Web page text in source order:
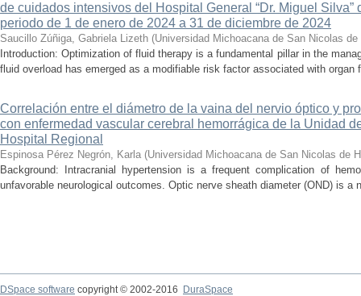
de cuidados intensivos del Hospital General “Dr. Miguel
periodo de 1 de enero de 2024 a 31 de diciembre de 2024
Saucillo Zúñiga, Gabriela Lizeth (Universidad Michoacana de San Nicolas de
Introduction: Optimization of fluid therapy is a fundamental pillar in the
fluid overload has emerged as a modifiable risk factor associated with organ
Correlación entre el diámetro de la vaina del nervio óptico y
con enfermedad vascular cerebral hemorrágica de la Unidad
Hospital Regional
Espinosa Pérez Negrón, Karla (Universidad Michoacana de San Nicolas de
Background: Intracranial hypertension is a frequent complication of
unfavorable neurological outcomes. Optic nerve sheath diameter (OND) is a
DSpace software copyright © 2002-2016
DuraSpace